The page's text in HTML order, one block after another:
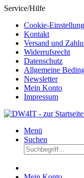
Service/Hilfe
Cookie-
Kontakt
Versand und
Widerrufsrecht
Datenschutz
Allgemeine
Newsletter
Mein Konto
Impressum
Menü
Suchen